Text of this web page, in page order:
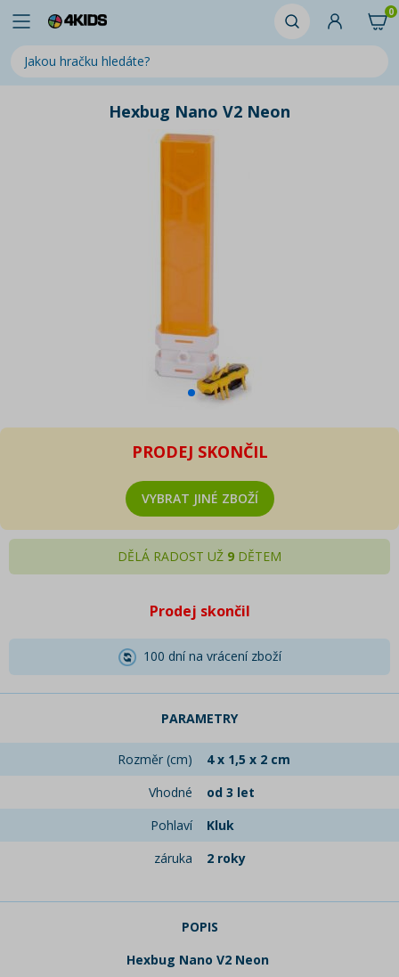
0
Hexbug Nano V2 Neon
PRODEJ SKONČIL
VYBRAT JINÉ ZBOŽÍ
DĚLÁ RADOST UŽ 9 DĚTEM
Prodej skončil
100 dní na vrácení zboží
PARAMETRY
Rozměr (cm)
4 x 1,5 x 2 cm
Vhodné
od 3 let
Pohlaví
Kluk
záruka
2 roky
POPIS
Hexbug Nano V2 Neon